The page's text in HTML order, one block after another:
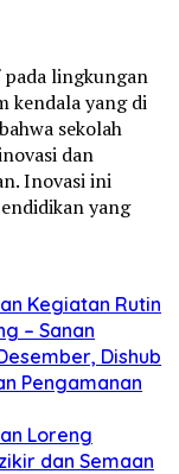
lingkungan
kendala yang di
sekolah
dan
Inovasi ini
yang
Kegiatan Rutin
– Sanan
Dishub
Pengamanan
Loreng
dan Semaan